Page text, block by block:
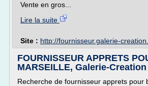
Vente en gros...
Lire la suite
Site : http://fournisseur.galerie-
FOURNISSEUR APPRETS
MARSEILLE, Galerie-Creation
Recherche de fournisseur apprets pour